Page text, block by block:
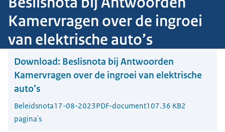
Kamervragen over de ingroei
van elektrische auto’s
Download: Beslisnota bij Antwoorden
Kamervragen over de ingroei van elektrische
auto’s
Beleidsnota17-08-2023PDF-document107.36 KB2
pagina's